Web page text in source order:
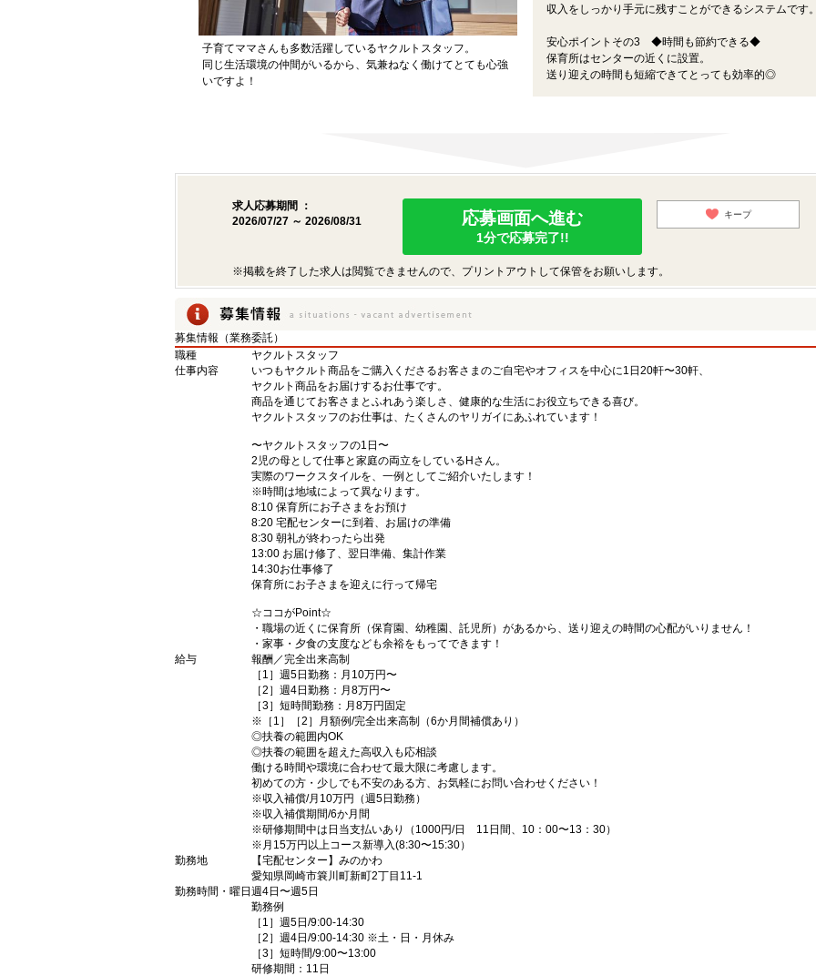
子育てママさんも多数活躍しているヤクルトスタッフ。
同じ生活環境の仲間がいるから、気兼ねなく働けてとても心強
いですよ！
収入をしっかり手元に残すことができるシステムです。
安心ポイントその3 ◆時間も節約できる◆
保育所はセンターの近くに設置。
送り迎えの時間も短縮できてとっても効率的◎
求人応募期間 ：
2026/07/27 ～ 2026/08/31
応募画面へ進む
1分で応募完了!!
キープ
※掲載を終了した求人は閲覧できませんので、プリントアウトして保管をお願いします。
募集情報（業務委託）
職種
ヤクルトスタッフ
仕事内容
いつもヤクルト商品をご購入くださるお客さまのご自宅やオフィスを中心に1日20軒〜30軒、
ヤクルト商品をお届けするお仕事です。
商品を通じてお客さまとふれあう楽しさ、健康的な生活にお役立ちできる喜び。
ヤクルトスタッフのお仕事は、たくさんのヤリガイにあふれています！
〜ヤクルトスタッフの1日〜
2児の母として仕事と家庭の両立をしているHさん。
実際のワークスタイルを、一例としてご紹介いたします！
※時間は地域によって異なります。
8:10 保育所にお子さまをお預け
8:20 宅配センターに到着、お届けの準備
8:30 朝礼が終わったら出発
13:00 お届け修了、翌日準備、集計作業
14:30お仕事修了
保育所にお子さまを迎えに行って帰宅
☆ココがPoint☆
・職場の近くに保育所（保育園、幼稚園、託児所）があるから、送り迎えの時間の心配がいりません！
・家事・夕食の支度なども余裕をもってできます！
給与
報酬／完全出来高制
［1］週5日勤務：月10万円〜
［2］週4日勤務：月8万円〜
［3］短時間勤務：月8万円固定
※［1］［2］月額例/完全出来高制（6か月間補償あり）
◎扶養の範囲内OK
◎扶養の範囲を超えた高収入も応相談
働ける時間や環境に合わせて最大限に考慮します。
初めての方・少しでも不安のある方、お気軽にお問い合わせください！
※収入補償/月10万円（週5日勤務）
※収入補償期間/6か月間
※研修期間中は日当支払いあり（1000円/日 11日間、10：00〜13：30）
※月15万円以上コース新導入(8:30〜15:30）
勤務地
【宅配センター】みのかわ
愛知県岡崎市簔川町新町2丁目11-1
勤務時間・曜日 週4日〜週5日
勤務例
［1］週5日/9:00-14:30
［2］週4日/9:00-14:30 ※土・日・月休み
［3］短時間/9:00〜13:00
研修期間：11日